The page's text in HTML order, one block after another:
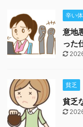
辛い
意地
った
貧乏
貧乏